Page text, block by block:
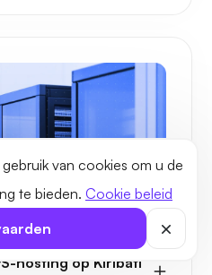
van cookies om u de
te bieden. Cookie beleid
hosting op Kiribati